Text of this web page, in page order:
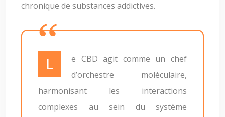
chronique de substances addictives.
Le CBD agit comme un chef
d’orchestre moléculaire,
harmonisant les interactions
complexes au sein du système